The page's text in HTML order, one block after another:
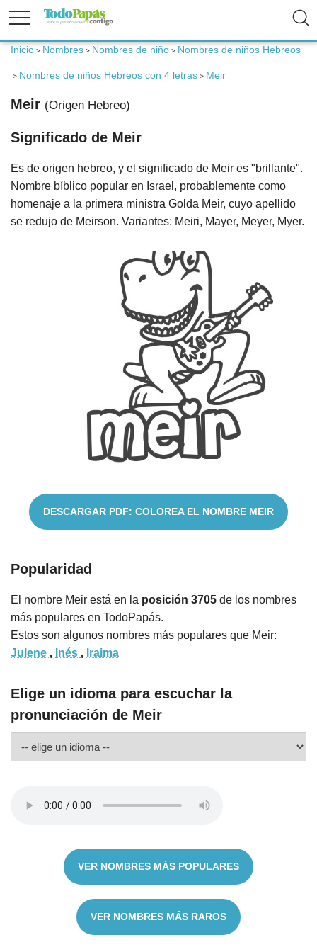
Fertilidad
Embarazo
Bebé
Niños
Padres
Inicio > Nombres > Nombres de niño > Nombres de niños Hebreos
> Nombres de niños Hebreos con 4 letras > Meir
Meir (Origen Hebreo)
Significado de Meir
Es de origen hebreo, y el significado de Meir es "brillante".
Nombre bíblico popular en Israel, probablemente como
homenaje a la primera ministra Golda Meir, cuyo apellido
se redujo de Meirson. Variantes: Meiri, Mayer, Meyer, Myer.
DESCARGAR PDF: COLOREA EL NOMBRE MEIR
Popularidad
El nombre Meir está en la posición 3705 de los nombres
más populares en TodoPapás.
Estos son algunos nombres más populares que Meir:
Julene , Inés , Iraima
Elige un idioma para escuchar la
pronunciación de Meir
VER NOMBRES MÁS POPULARES
VER NOMBRES MÁS RAROS